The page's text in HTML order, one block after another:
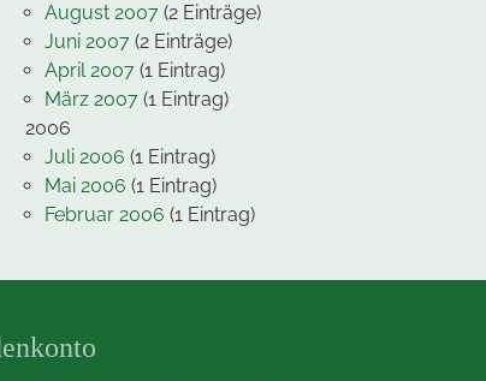
August 2007 (2 Einträge)
Juni 2007 (2 Einträge)
April 2007 (1 Eintrag)
März 2007 (1 Eintrag)
2006
Juli 2006 (1 Eintrag)
Mai 2006 (1 Eintrag)
Februar 2006 (1 Eintrag)